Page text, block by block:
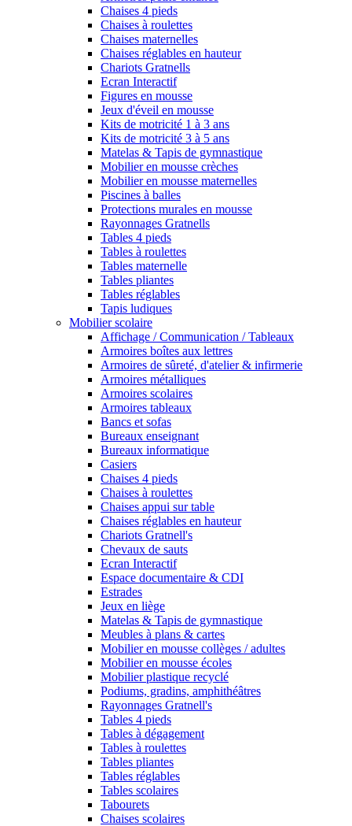
Chaises 4 pieds
Chaises à roulettes
Chaises maternelles
Chaises réglables en hauteur
Chariots Gratnells
Ecran Interactif
Figures en mousse
Jeux d'éveil en mousse
Kits de motricité 1 à 3 ans
Kits de motricité 3 à 5 ans
Matelas & Tapis de gymnastique
Mobilier en mousse crèches
Mobilier en mousse maternelles
Piscines à balles
Protections murales en mousse
Rayonnages Gratnells
Tables 4 pieds
Tables à roulettes
Tables maternelle
Tables pliantes
Tables réglables
Tapis ludiques
Mobilier scolaire
Affichage / Communication / Tableaux
Armoires boîtes aux lettres
Armoires de sûreté, d'atelier & infirmerie
Armoires métalliques
Armoires scolaires
Armoires tableaux
Bancs et sofas
Bureaux enseignant
Bureaux informatique
Casiers
Chaises 4 pieds
Chaises à roulettes
Chaises appui sur table
Chaises réglables en hauteur
Chariots Gratnell's
Chevaux de sauts
Ecran Interactif
Espace documentaire & CDI
Estrades
Jeux en liège
Matelas & Tapis de gymnastique
Meubles à plans & cartes
Mobilier en mousse collèges / adultes
Mobilier en mousse écoles
Mobilier plastique recyclé
Podiums, gradins, amphithéâtres
Rayonnages Gratnell's
Tables 4 pieds
Tables à dégagement
Tables à roulettes
Tables pliantes
Tables réglables
Tables scolaires
Tabourets
Chaises scolaires